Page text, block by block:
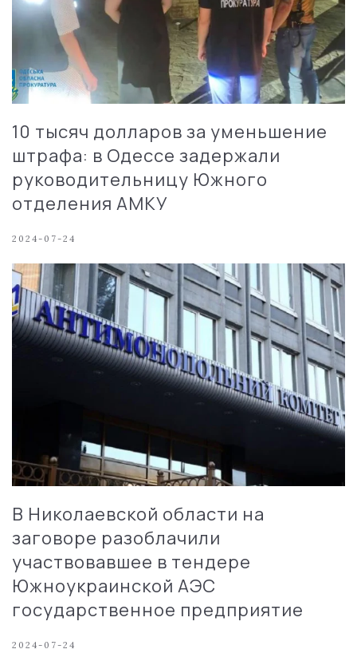
10 тысяч долларов за уменьшение
штрафа: в Одессе задержали
руководительницу Южного
отделения АМКУ
2024-07-24
В Николаевской области на
заговоре разоблачили
участвовавшее в тендере
Южноукраинской АЭС
государственное предприятие
2024-07-24